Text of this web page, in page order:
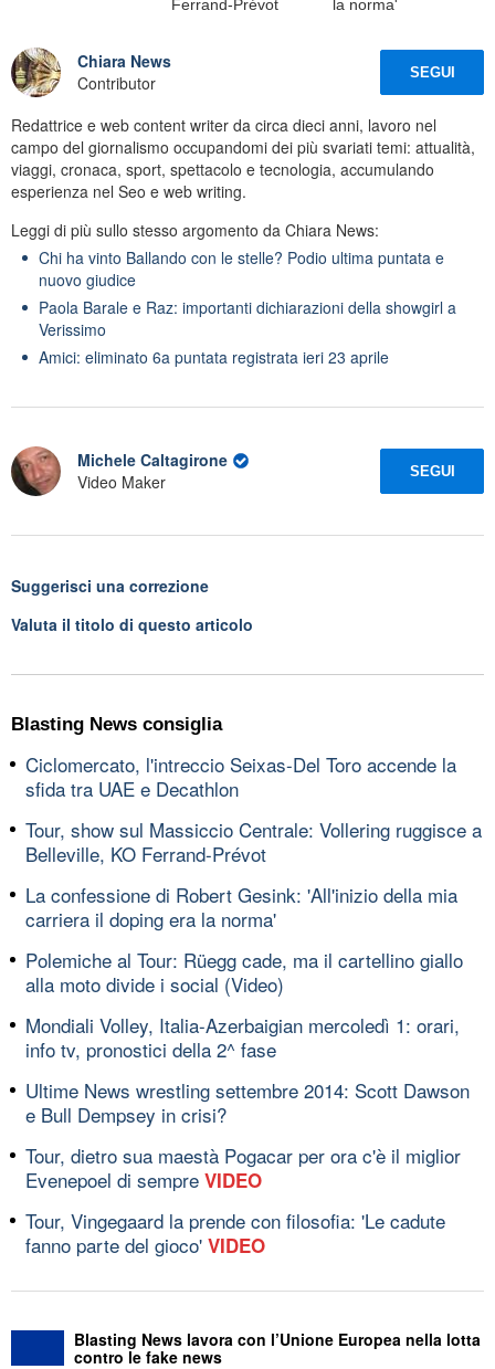
Ferrand-Prévot
la norma'
Chiara News
Contributor
SEGUI
Redattrice e web content writer da circa dieci anni, lavoro nel
campo del giornalismo occupandomi dei più svariati temi: attualità,
viaggi, cronaca, sport, spettacolo e tecnologia, accumulando
esperienza nel Seo e web writing.
Leggi di più sullo stesso argomento da Chiara News:
Chi ha vinto Ballando con le stelle? Podio ultima puntata e
nuovo giudice
Paola Barale e Raz: importanti dichiarazioni della showgirl a
Verissimo
Amici: eliminato 6a puntata registrata ieri 23 aprile
Michele Caltagirone
Video Maker
SEGUI
Suggerisci una correzione
Valuta il titolo di questo articolo
Blasting News consiglia
Ciclomercato, l'intreccio Seixas-Del Toro accende la
sfida tra UAE e Decathlon
Tour, show sul Massiccio Centrale: Vollering ruggisce a
Belleville, KO Ferrand-Prévot
La confessione di Robert Gesink: 'All'inizio della mia
carriera il doping era la norma'
Polemiche al Tour: Rüegg cade, ma il cartellino giallo
alla moto divide i social (Video)
Mondiali Volley, Italia-Azerbaigian mercoledì 1: orari,
info tv, pronostici della 2^ fase
Ultime News wrestling settembre 2014: Scott Dawson
e Bull Dempsey in crisi?
Tour, dietro sua maestà Pogacar per ora c'è il miglior
Evenepoel di sempre VIDEO
Tour, Vingegaard la prende con filosofia: 'Le cadute
fanno parte del gioco' VIDEO
Blasting News lavora con l’Unione Europea nella lotta
contro le fake news